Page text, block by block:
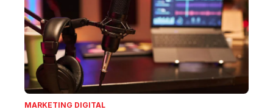
MARKETING DIGITAL